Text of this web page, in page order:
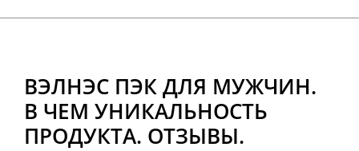
ВЭЛНЭС ПЭК ДЛЯ МУЖЧИН.
В ЧЕМ УНИКАЛЬНОСТЬ
ПРОДУКТА. ОТЗЫВЫ.